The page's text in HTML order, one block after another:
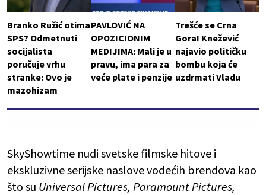
Branko Ružić otima
SPS? Odmetnuti
socijalista
poručuje vrhu
stranke: Ovo je
mazohizam
PAVLOVIĆ NA
OPOZICIONIM
MEDIJIMA: Mali je u
pravu, ima para za
veće plate i penzije
Trešće se Crna
Gora! Knežević
najavio političku
bombu koja će
uzdrmati Vladu
SkyShowtime nudi svetske filmske hitove i
ekskluzivne serijske naslove vodećih brendova kao
što su Universal Pictures, Paramount Pictures,